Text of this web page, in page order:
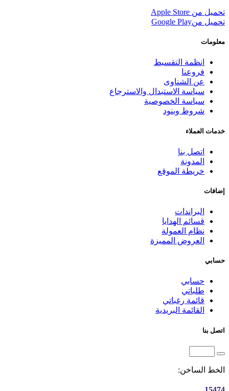
تحميل من Apple Store
تحميل منGoogle Play
معلومات
انظمة التقسيط
فروعنا
عن الشناوى
سياسة الاستبدال والاسترجاع
سياسة الخصوصية
شروط وبنود
خدمات العملاء
اتصل بنا
المدونة
خريطة الموقع
إضافات
البراندات
قسائم الهدايا
نظام العمولة
العروض المميزة
حسابي
حسابي
طلباتي
قائمة رغباتي
القائمة البريدية
اتصل بنا
الخط الساخن: